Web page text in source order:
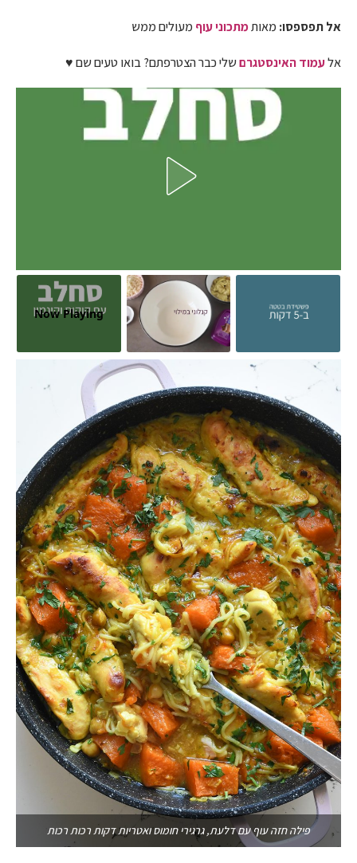
אל תפספסו: מאותמתכוני עוף מעולים ממש
אלעמוד האינסטגרםשלי כבר הצטרפתם? בואו טעים שם ♥
Now Playing
פילה חזה עוף עם דלעת, גרגירי חומוס ואטריות דקות רכות רכות